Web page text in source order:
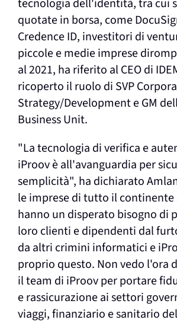
quotate in borsa, come
Credence ID, investitori di
piccole e medie imprese
al 2021, ha riferito al CEO di
ricoperto il ruolo di SVP
Strategy/Development e GM
Business Unit.
"La tecnologia di verifica e
iProov è all'avanguardia per
semplicità", ha dichiarato
le imprese di tutto il continente
hanno un disperato bisogno di
loro clienti e dipendenti dal
da altri crimini informatici e
proprio questo. Non vedo l'ora
il team di iProov per portare
e rassicurazione ai settori
viaggi, finanziario e sanitario